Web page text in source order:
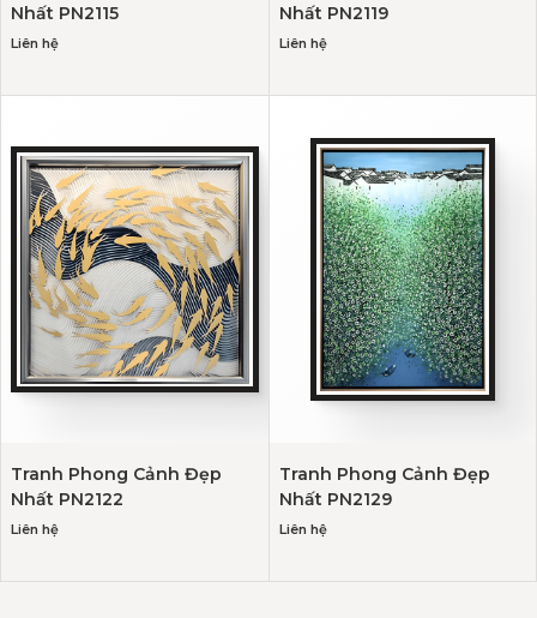
Nhất PN2115
Liên hệ
Nhất PN2119
Liên hệ
Tranh Phong Cảnh Đẹp
Nhất PN2122
Liên hệ
Tranh Phong Cảnh Đẹp
Nhất PN2129
Liên hệ